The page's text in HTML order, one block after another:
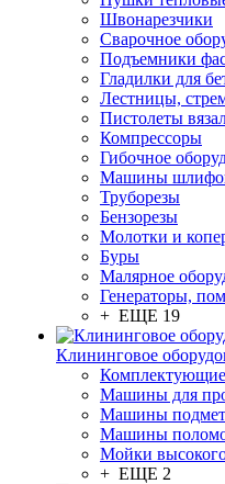
Швонарезчики
Сварочное
Подъемники
Гладилки для
Лестницы,
Пистолеты
Компрессоры
Гибочное
Машины
Труборезы
Бензорезы
Молотки и
Буры
Малярное
Генераторы,
+ ЕЩЕ 19
Клининговое
Комплектующие
Машины для
Машины
Машины
Мойки
+ ЕЩЕ 2